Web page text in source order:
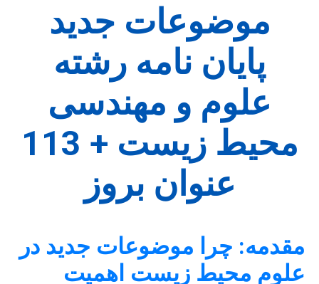
موضوعات جدید
پایان نامه رشته
علوم و مهندسی
محیط زیست + 113
عنوان بروز
مقدمه: چرا موضوعات جدید در
علوم محیط زیست اهمیت